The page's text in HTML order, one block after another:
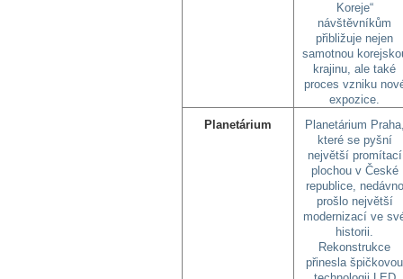
Koreje“
návštěvníkům
přibližuje nejen
samotnou
krajinu, ale také
proces vzniku
expozice.
Planetárium
Planetárium
které se pyšní
největší promítací
plochou v České
republice, nedávno
prošlo největší
modernizací ve
historii.
Rekonstrukce
přinesla špičkovou